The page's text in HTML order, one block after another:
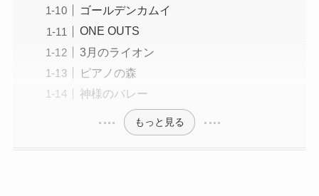
ゴールデンカムイ
ONE OUTS
3月のライオン
ピアノの森
神様のバレー
もっと見る